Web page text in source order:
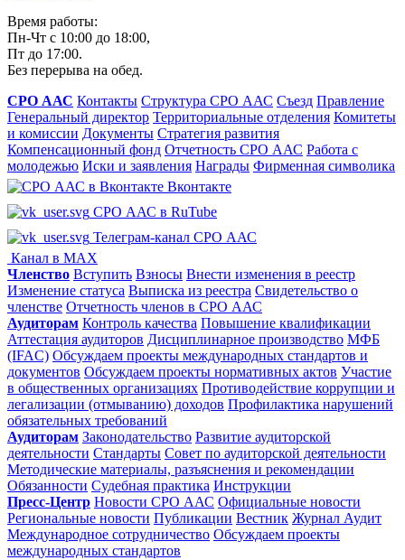
Время работы:
Пн-Чт с 10:00 до 18:00,
Пт до 17:00.
Без перерыва на обед.
СРО ААС Контакты Структура СРО ААС Съезд Правление
Генеральный директор Территориальные отделения Комитеты
и комиссии Документы Стратегия развития
Компенсационный фонд Отчетность СРО ААС Работа с
молодежью Иски и заявления Награды Фирменная символика
Вконтакте
СРО ААС в RuTube
Телеграм-канал СРО ААС
Канал в MAX
Членство Вступить Взносы Внести изменения в реестр
Изменение статуса Выписка из реестра Свидетельство о
членстве Отчетность членов в СРО ААС
Аудиторам Контроль качества Повышение квалификации
Аттестация аудиторов Дисциплинарное производство МФБ
(IFAC) Обсуждаем проекты международных стандартов и
документов Обсуждаем проекты нормативных актов Участие
в общественных организациях Противодействие коррупции и
легализации (отмыванию) доходов Профилактика нарушений
обязательных требований
Аудиторам Законодательство Развитие аудиторской
деятельности Стандарты Совет по аудиторской деятельности
Методические материалы, разъяснения и рекомендации
Обязанности Судебная практика Инструкции
Пресс-Центр Новости СРО ААС Официальные новости
Региональные новости Публикации Вестник Журнал Аудит
Международное сотрудничество Обсуждаем проекты
международных стандартов